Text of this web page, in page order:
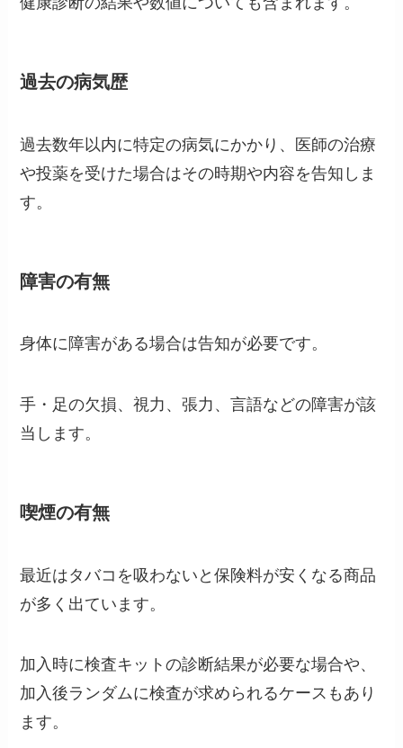
過去の病気歴
過去数年以内に特定の病気にかかり、医師の治療
や投薬を受けた場合はその時期や内容を告知しま
す。
障害の有無
身体に障害がある場合は告知が必要です。
手・足の欠損、視力、張力、言語などの障害が該
当します。
喫煙の有無
最近はタバコを吸わないと保険料が安くなる商品
が多く出ています。
加入時に検査キットの診断結果が必要な場合や、
加入後ランダムに検査が求められるケースもあり
ます。